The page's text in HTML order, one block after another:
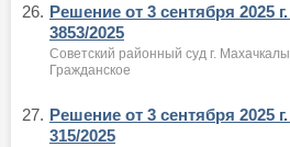
26. Решение от 3 сентября 2025
3853/2025
Советский районный суд г.
Гражданское
27. Решение от 3 сентября 2025
315/2025